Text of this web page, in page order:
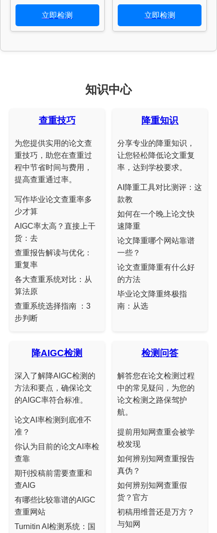
立即检测 立即检测
知识中心
查重技巧
为您提供实用的论文查
重技巧，助您在查重过
程中节省时间与费用，
提高查重通过率。
写作毕业论文查重率多
少才算
AIGC率太高？直接上干
货：去
查重报告解读与优化：
重复率
各大查重系统对比：从
算法原
查重系统选择指南 ：3
步判断
降重知识
分享专业的降重知识，
让您轻松降低论文重复
率，达到学校要求。
AI降重工具对比测评：这
款教
如何在一个晚上论文快
速降重
论文降重哪个网站靠谱
一些？
论文查重降重有什么好
的方法
毕业论文降重终极指
南：从选
降AIGC检测
深入了解降AIGC检测的
方法和要点，确保论文
的AIGC率符合标准。
论文AI率检测到底准不
准？
你认为目前的论文AI率检
查靠
期刊投稿前需要查重和
查AIG
有哪些比较靠谱的AIGC
查重网站
Turnitin AI检测系统：国
检测问答
解答您在论文检测过程
中的常见疑问，为您的
论文检测之路保驾护
航。
提前用知网查重会被学
校发现
如何辨别知网查重报告
真伪？
如何辨别知网查重假
货？官方
初稿用维普还是万方？
与知网